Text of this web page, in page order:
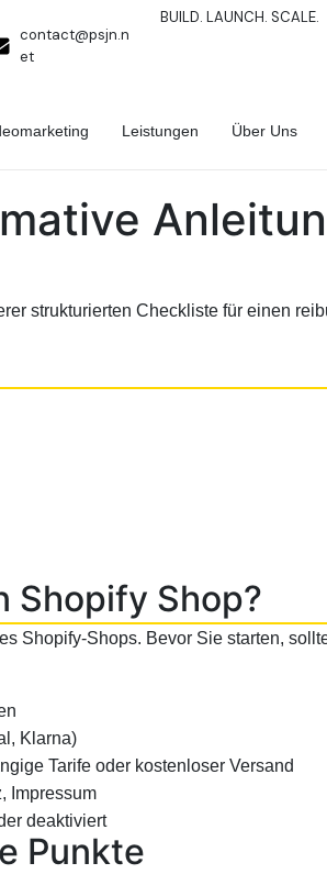
contact@psjn.n
et
BUILD. LAUNCH. SCALE.
Leistungen Über Uns
strukturierten Checkliste für einen
Shopify Shop?
Shopify-Shops. Bevor Sie starten,
Klarna)
Tarife oder kostenloser Versand
Impressum
deaktiviert
Punkte